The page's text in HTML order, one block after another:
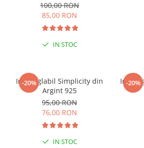
100,00 RON
85,00 RON
IN STOC
-20%
Inel reglabil Simplicity din
Argint 925
95,00 RON
76,00 RON
IN STOC
-20%
Inel